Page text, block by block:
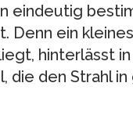
eindeutig
Denn ein
hinterlässt
die den Strahl